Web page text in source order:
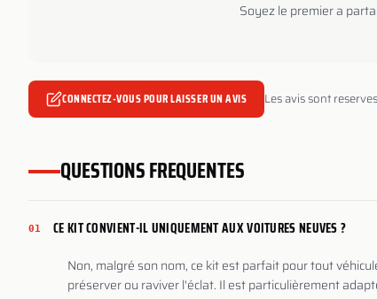
Soyez le premier a
CONNECTEZ-VOUS POUR LAISSER UN AVIS Les avis sont
QUESTIONS FREQUENTES
01 CE KIT CONVIENT-IL UNIQUEMENT AUX VOITURES NEUVES ?
Non, malgré son nom, ce kit est parfait pour tout
préserver ou raviver l'éclat. Il est particulièrement